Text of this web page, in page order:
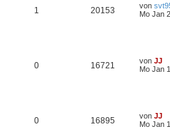
1 20153 von
Mo Jan
0 16721 von JJ
Mo Jan
0 16895 von JJ
Mo Jan